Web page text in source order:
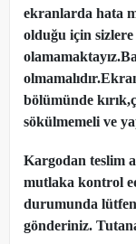
ekranlarda hata
olduğu için
bölümünde
sökülmemeli ve
Kargodan teslim
mutlaka kontrol
durumunda
gönderiniz.